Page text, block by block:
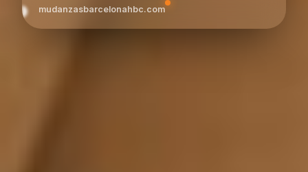
mudanzasbarcelonahbc.com